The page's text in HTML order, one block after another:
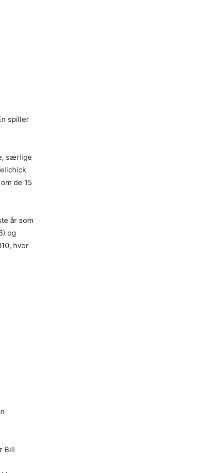
spiller
særlige
de 15
år som
og
hvor
Bill